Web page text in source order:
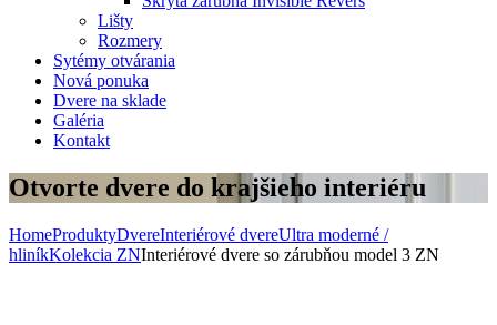
Lišty
Rozmery
Sytémy otvárania
Nová ponuka
Dvere na sklade
Galéria
Kontakt
Otvorte dvere do krajšieho interiéru
HomeProduktyDvereInteriérové dvereUltra moderné /
hliníkKolekcia ZNInteriérové dvere so zárubňou model 3 ZN